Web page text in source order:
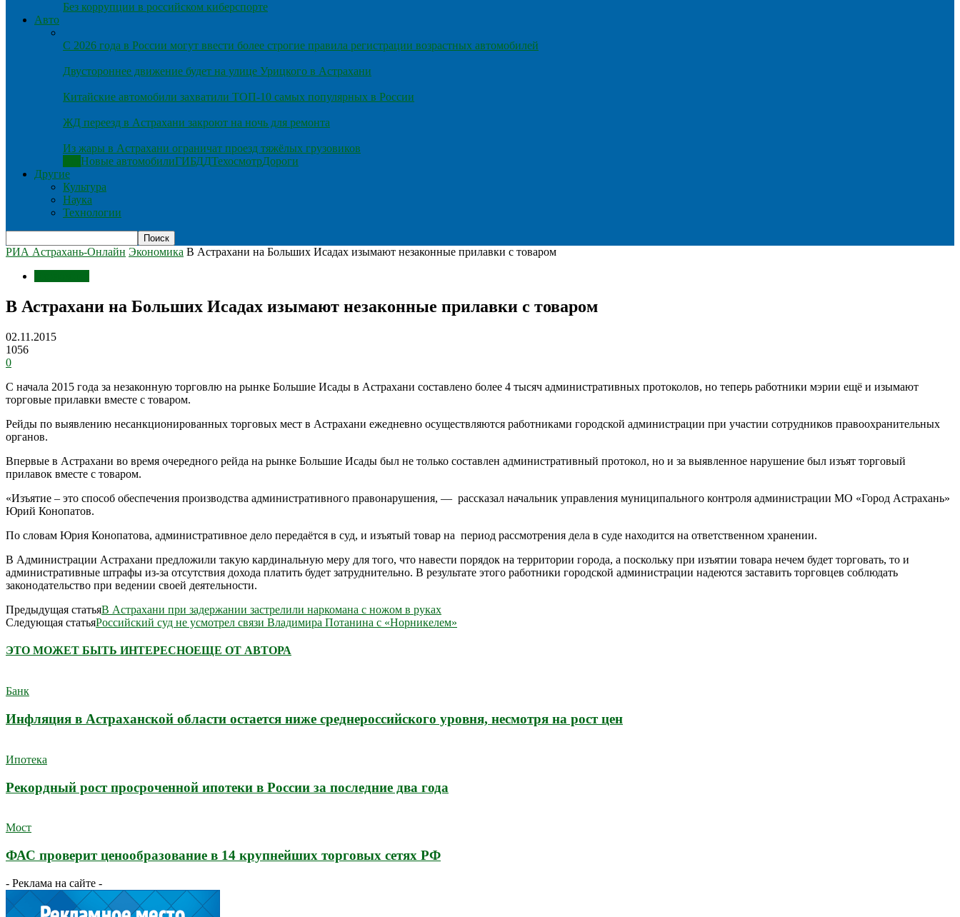
Без коррупции в российском киберспорте
Авто
С 2026 года в России могут ввести более строгие правила регистрации возрастных автомобилей
Двустороннее движение будет на улице Урицкого в Астрахани
Китайские автомобили захватили ТОП-10 самых популярных в России
ЖД переезд в Астрахани закроют на ночь для ремонта
Из жары в Астрахани ограничат проезд тяжёлых грузовиков
Новые автомобилиГИБДДТехосмотрДороги
Другие
Культура
Наука
Технологии
РИА Астрахань-Онлайн Экономика В Астрахани на Больших Исадах изымают незаконные прилавки с товаром
В Астрахани на Больших Исадах изымают незаконные прилавки с товаром
02.11.2015
1056
0
С начала 2015 года за незаконную торговлю на рынке Большие Исады в Астрахани составлено более 4 тысяч административных протоколов, но теперь работники мэрии ещё и изымают
торговые прилавки вместе с товаром.
Рейды по выявлению несанкционированных торговых мест в Астрахани ежедневно осуществляются работниками городской администрации при участии сотрудников правоохранительных
органов.
Впервые в Астрахани во время очередного рейда на рынке Большие Исады был не только составлен административный протокол, но и за выявленное нарушение был изъят торговый
прилавок вместе с товаром.
«Изъятие – это способ обеспечения производства административного правонарушения, — рассказал начальник управления муниципального контроля администрации МО «Город Астрахань»
Юрий Конопатов.
По словам Юрия Конопатова, административное дело передаётся в суд, и изъятый товар на период рассмотрения дела в суде находится на ответственном хранении.
В Администрации Астрахани предложили такую кардинальную меру для того, что навести порядок на территории города, а поскольку при изъятии товара нечем будет торговать, то и
административные штрафы из-за отсутствия дохода платить будет затруднительно. В результате этого работники городской администрации надеются заставить торговцев соблюдать
законодательство при ведении своей деятельности.
Предыдущая статьяВ Астрахани при задержании застрелили наркомана с ножом в руках
Следующая статьяРоссийский суд не усмотрел связи Владимира Потанина с «Норникелем»
ЭТО МОЖЕТ БЫТЬ ИНТЕРЕСНОЕЩЕ ОТ АВТОРА
Банк
Инфляция в Астраханской области остается ниже среднероссийского уровня, несмотря на рост цен
Ипотека
Рекордный рост просроченной ипотеки в России за последние два года
Мост
ФАС проверит ценообразование в 14 крупнейших торговых сетях РФ
- Реклама на сайте -